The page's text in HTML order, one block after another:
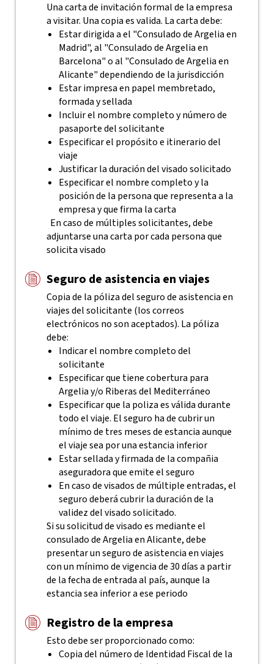
Una carta de invitación formal de la empresa
a visitar. Una copia es valida. La carta debe:
Estar dirigida a el "Consulado de Argelia en
Madrid", al "Consulado de Argelia en
Barcelona" o al "Consulado de Argelia en
Alicante" dependiendo de la jurisdicción
Estar impresa en papel membretado,
formada y sellada
Incluir el nombre completo y número de
pasaporte del solicitante
Especificar el propósito e itinerario del
viaje
Justificar la duración del visado solicitado
Especificar el nombre completo y la
posición de la persona que representa a la
empresa y que firma la carta
En caso de múltiples solicitantes, debe
adjuntarse una carta por cada persona que
solicita visado
Seguro de asistencia en viajes
Copia de la póliza del seguro de asistencia en
viajes del solicitante (los correos
electrónicos no son aceptados). La póliza
debe:
Indicar el nombre completo del
solicitante
Especificar que tiene cobertura para
Argelia y/o Riberas del Mediterráneo
Especificar que la poliza es válida durante
todo el viaje. El seguro ha de cubrir un
mínimo de tres meses de estancia aunque
el viaje sea por una estancia inferior
Estar sellada y firmada de la compañia
aseguradora que emite el seguro
En caso de visados de múltiple entradas, el
seguro deberá cubrir la duración de la
validez del visado solicitado.
Si su solicitud de visado es mediante el
consulado de Argelia en Alicante, debe
presentar un seguro de asistencia en viajes
con un mínimo de vigencia de 30 días a partir
de la fecha de entrada al país, aunque la
estancia sea inferior a ese periodo
Registro de la empresa
Esto debe ser proporcionado como:
Copia del número de Identidad Fiscal de la